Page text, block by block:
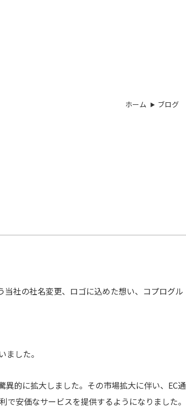
ホーム ブログ
社の社名変更、ロゴに込めた想い、コプログル
した。
的に拡大しました。その市場拡大に伴い、EC通
安価なサービスを提供するようになりました。